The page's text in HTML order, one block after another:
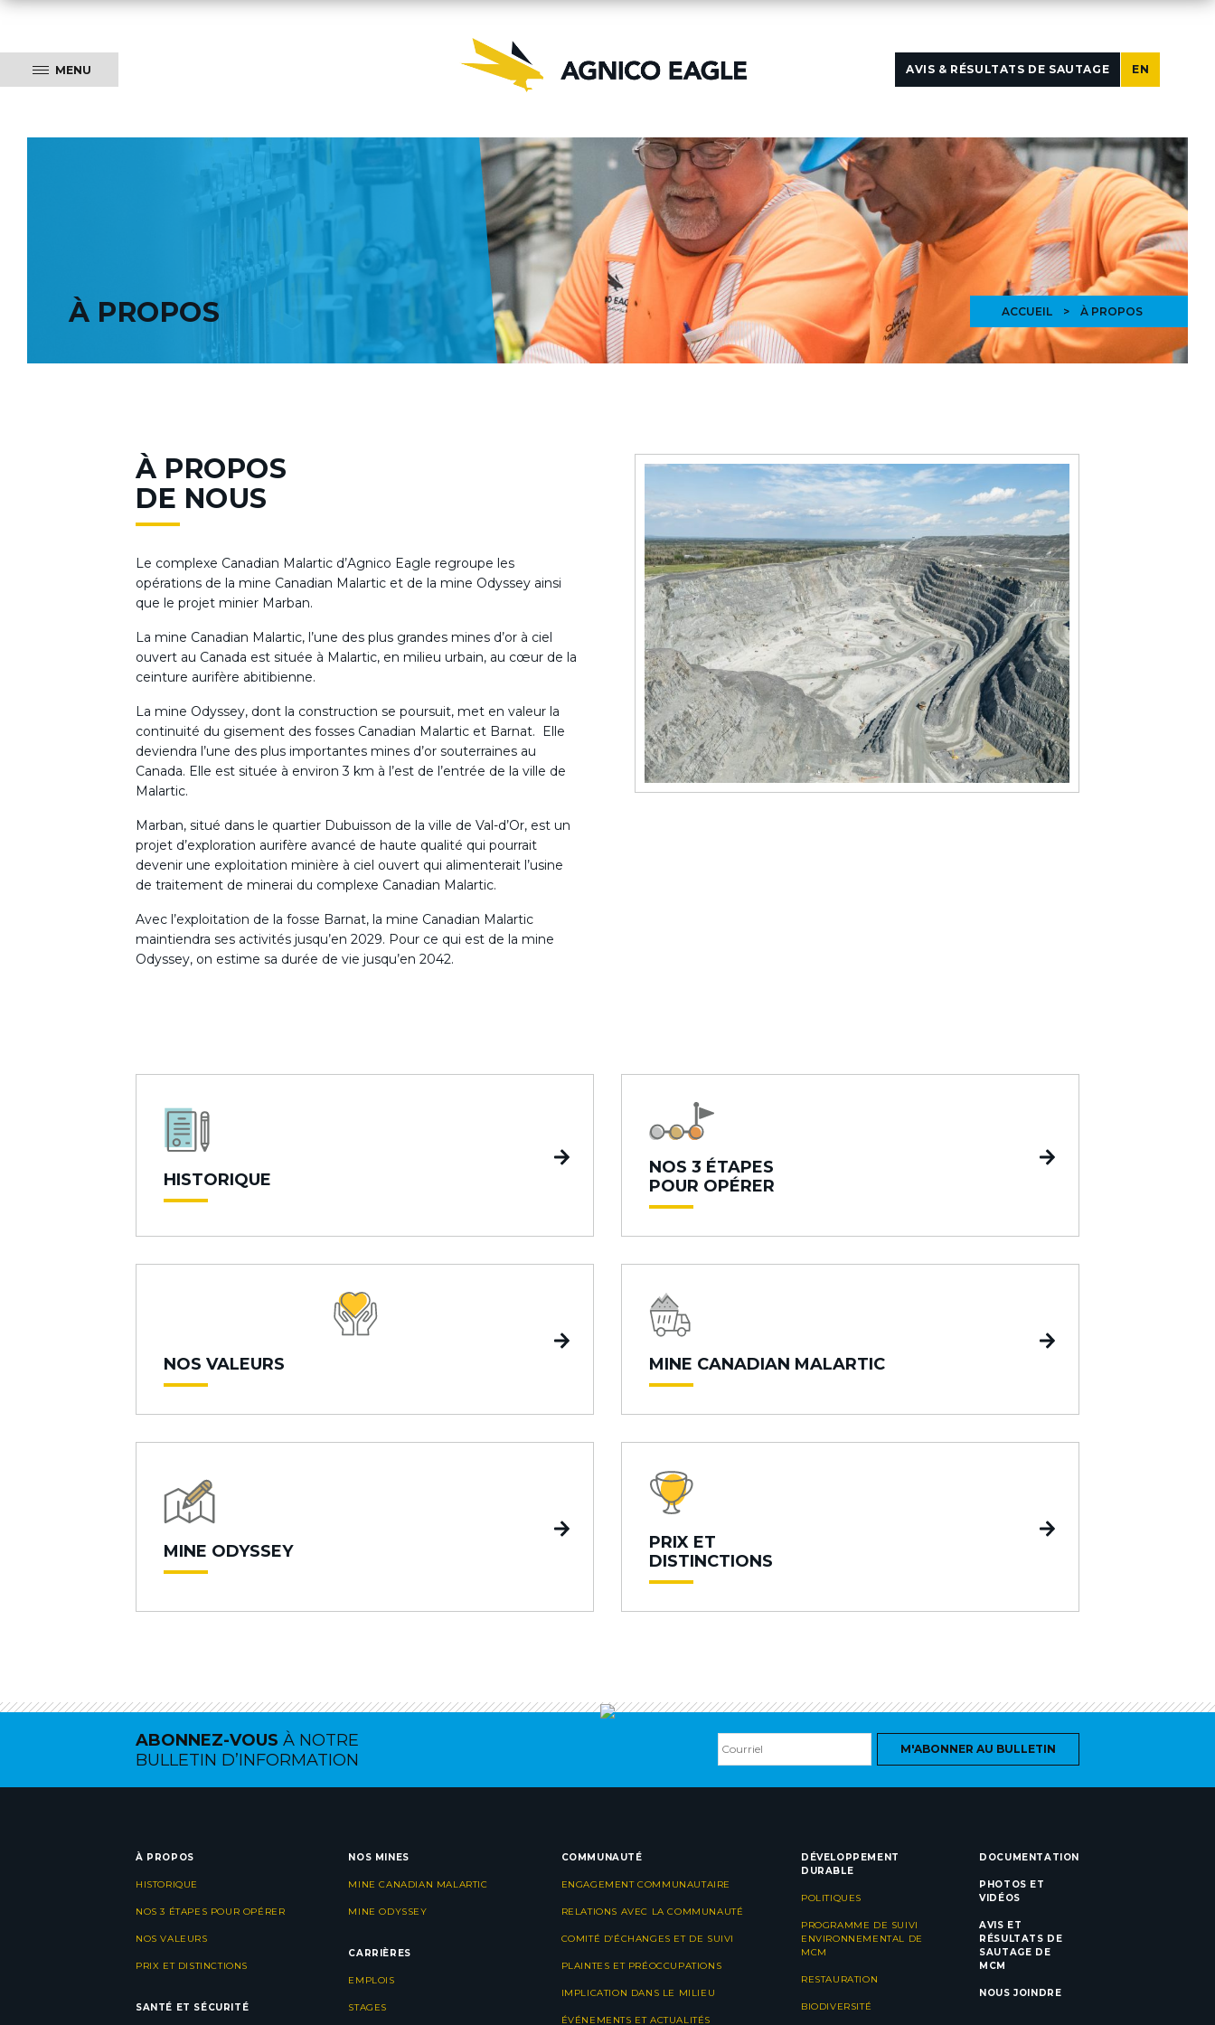
MENU AVIS & RÉSULTATS DE SAUTAGE EN
À PROPOS ACCUEIL > À PROPOS
À PROPOS
DE NOUS
Le complexe Canadian Malartic d’Agnico Eagle regroupe les
opérations de la mine Canadian Malartic et de la mine Odyssey ainsi
que le projet minier Marban.
La mine Canadian Malartic, l’une des plus grandes mines d’or à ciel
ouvert au Canada est située à Malartic, en milieu urbain, au cœur de la
ceinture aurifère abitibienne.
La mine Odyssey, dont la construction se poursuit, met en valeur la
continuité du gisement des fosses Canadian Malartic et Barnat. Elle
deviendra l’une des plus importantes mines d’or souterraines au
Canada. Elle est située à environ 3 km à l’est de l’entrée de la ville de
Malartic.
Marban, situé dans le quartier Dubuisson de la ville de Val-d’Or, est un
projet d’exploration aurifère avancé de haute qualité qui pourrait
devenir une exploitation minière à ciel ouvert qui alimenterait l’usine
de traitement de minerai du complexe Canadian Malartic.
Avec l’exploitation de la fosse Barnat, la mine Canadian Malartic
maintiendra ses activités jusqu’en 2029. Pour ce qui est de la mine
Odyssey, on estime sa durée de vie jusqu’en 2042.
HISTORIQUE
NOS 3 ÉTAPES
POUR OPÉRER
NOS VALEURS MINE CANADIAN MALARTIC
MINE ODYSSEY
PRIX ET
DISTINCTIONS
ABONNEZ-VOUS À NOTRE
BULLETIN D’INFORMATION
M'ABONNER AU BULLETIN
À PROPOS
HISTORIQUE
NOS 3 ÉTAPES POUR OPÉRER
NOS VALEURS
PRIX ET DISTINCTIONS
SANTÉ ET SÉCURITÉ
NOS MINES
MINE CANADIAN MALARTIC
MINE ODYSSEY
CARRIÈRES
EMPLOIS
STAGES
COMMUNAUTÉ
ENGAGEMENT COMMUNAUTAIRE
RELATIONS AVEC LA COMMUNAUTÉ
COMITÉ D’ÉCHANGES ET DE SUIVI
PLAINTES ET PRÉOCCUPATIONS
IMPLICATION DANS LE MILIEU
ÉVÉNEMENTS ET ACTUALITÉS
DÉVELOPPEMENT
DURABLE
POLITIQUES
PROGRAMME DE SUIVI
ENVIRONNEMENTAL DE
MCM
RESTAURATION
BIODIVERSITÉ
DOCUMENTATION
PHOTOS ET
VIDÉOS
AVIS ET
RÉSULTATS DE
SAUTAGE DE
MCM
NOUS JOINDRE